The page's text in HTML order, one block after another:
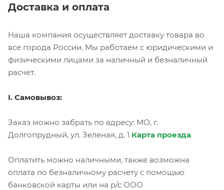
Доставка и оплата
Наша компания осуществляет доставку товара во
все города России. Мы работаем с юридическими и
физическими лицами за наличный и безналичный
расчет.
I. Самовывоз:
Заказ можно забрать по адресу: МО, г.
Долгопрудный, ул. Зеленая, д. 1 Карта проезда
Оплатить можно наличными, также возможна
оплата по безналичному расчету с помощью
банковской карты или на р/с ООО